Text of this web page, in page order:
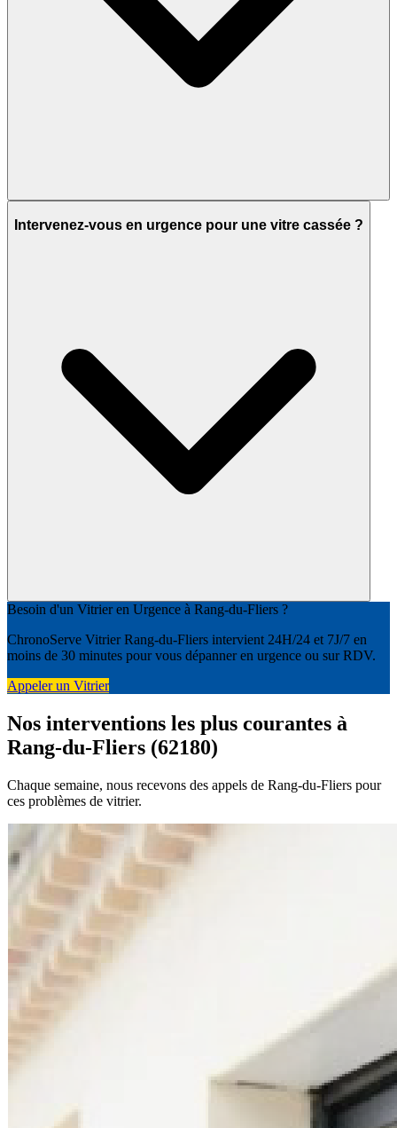
Intervenez-vous en urgence pour une vitre cassée ?
Besoin d'un Vitrier en Urgence à Rang-du-Fliers ?
ChronoServe Vitrier Rang-du-Fliers intervient 24H/24 et 7J/7 en
moins de 30 minutes pour vous dépanner en urgence ou sur RDV.
Appeler un Vitrier
Nos interventions les plus courantes à
Rang-du-Fliers (62180)
Chaque semaine, nous recevons des appels de Rang-du-Fliers pour
ces problèmes de vitrier.